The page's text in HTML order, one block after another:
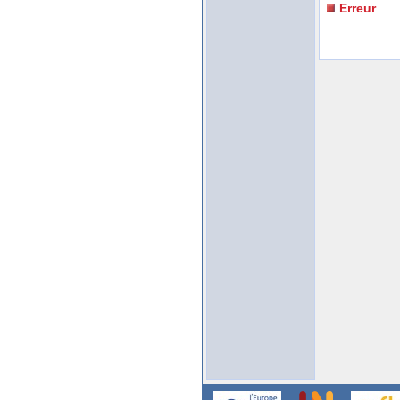
Erreur